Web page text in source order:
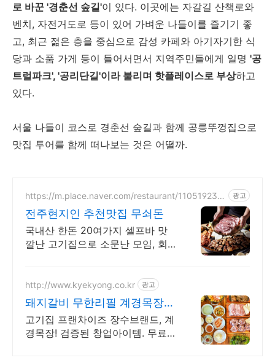
로 바꾼 '경춘선 숲길'이 있다. 이곳에는 자갈길 산책로와
벤치, 자전거도로 등이 있어 가벼운 나들이를 즐기기 좋
고, 최근 젊은 층을 중심으로 감성 카페와 아기자기한 식
당과 소품 가게 등이 들어서면서 지역주민들에게 일명 '공
트럴파크', '공리단길'이라 불리며 핫플레이스로 부상하고
있다.
서울 나들이 코스로 경춘선 숲길과 함께 공릉뚜껑집으로
맛집 투어를 함께 떠나보는 것은 어떨까.
https://m.place.naver.com/restaurant/110519233
광고
전주현지인 추천맛집 무쇠돈
국내산 한돈 20여가지 셀프바 맛
깔난 고기집으로 소문난 모임, 회
http://www.kyekyong.co.kr 광고
돼지갈비 무한리필 계경목장
무한리필, 무한만족!
고기집 프랜차이즈 장수브랜드, 계
경목장! 검증된 창업아이템. 무료